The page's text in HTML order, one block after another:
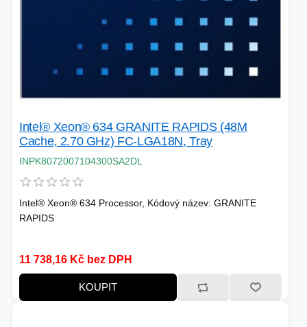
Intel® Xeon® 634 GRANITE RAPIDS (48M
Cache, 2.70 GHz) FC-LGA18N, Tray
INPK8072007104300SA2DL
Intel® Xeon® 634 Processor, Kódový název: GRANITE
RAPIDS
11 738,16 Kč bez DPH
KOUPIT